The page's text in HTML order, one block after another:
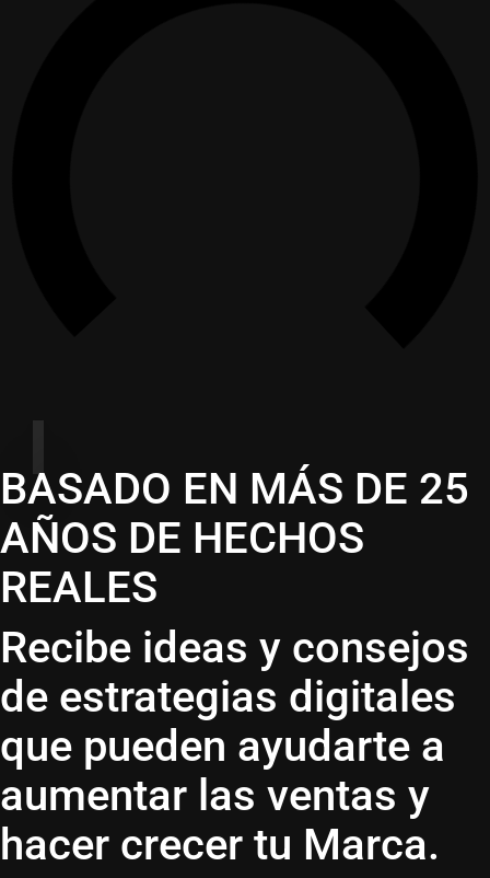
BASADO EN MÁS DE 25
AÑOS DE HECHOS
REALES
Recibe ideas y consejos
de estrategias digitales
que pueden ayudarte a
aumentar las ventas y
hacer crecer tu Marca.